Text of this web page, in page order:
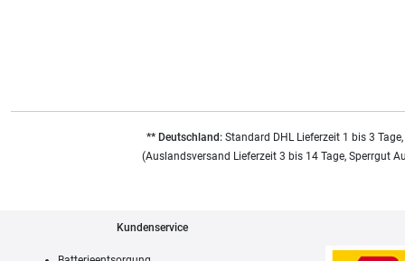
** Deutschland:Standard DHL Lieferzeit 1 bis 3
(Auslandsversand Lieferzeit 3 bis 14 Tage, Sperrgut
Kundenservice